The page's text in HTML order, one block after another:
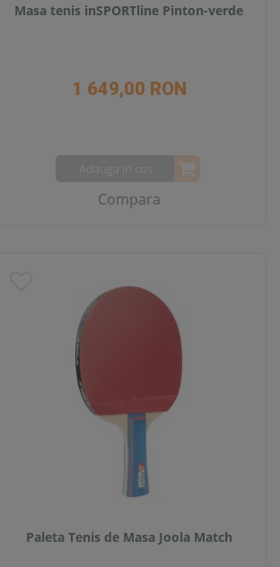
Masa tenis inSPORTline Pinton-verde
1 649,00 RON
Compara
Paleta Tenis de Masa Joola Match